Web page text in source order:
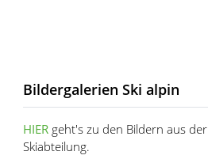
Bildergalerien Ski alpin
HIER geht's zu den Bildern aus der
Skiabteilung.